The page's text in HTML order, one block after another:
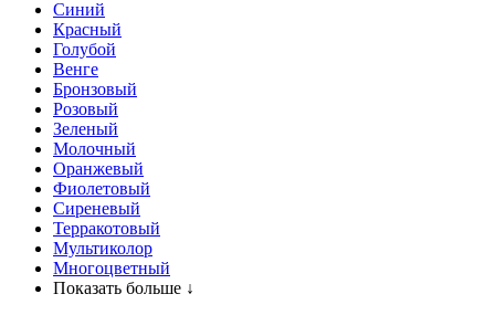
Синий
Красный
Голубой
Венге
Бронзовый
Розовый
Зеленый
Молочный
Оранжевый
Фиолетовый
Сиреневый
Терракотовый
Мультиколор
Многоцветный
Показать больше ↓